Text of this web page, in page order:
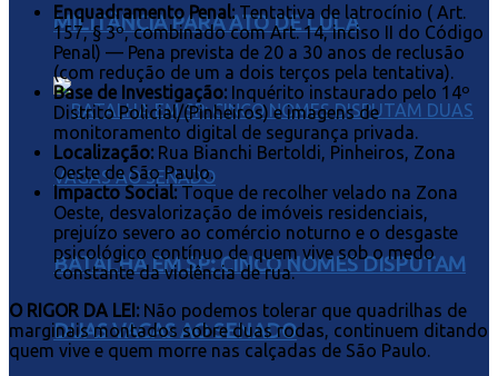
MILITÂNCIA PARA ATO DE LULA
BATALHA EM SP: CINCO NOMES DISPUTAM
DUAS VAGAS AO SENADO
Enquadramento Penal:Tentativa de latrocínio ( Art.
157, § 3º, combinado com Art. 14, inciso II do Código
Penal) — Pena prevista de 20 a 30 anos de reclusão
(com redução de um a dois terços pela tentativa).
Base de Investigação: Inquérito instaurado pelo 14º
Distrito Policial/(Pinheiros) e imagens de
monitoramento digital de segurança privada.
Localização: Rua Bianchi Bertoldi, Pinheiros, Zona
Oeste de São Paulo.
Impacto Social:Toque de recolher velado na Zona
Oeste, desvalorização de imóveis residenciais,
prejuízo severo ao comércio noturno e o desgaste
psicológico contínuo de quem vive sob o medo
constante da violência de rua.
O RIGOR DA LEI: Não podemos tolerar que quadrilhas de
marginais montados sobre duas rodas, continuem ditando
quem vive e quem morre nas calçadas de São Paulo.